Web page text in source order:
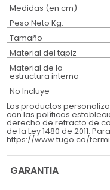
Medidas (en cm)
Peso Neto Kg.
Tamaño
Material del tapiz
Material de la
estructura interna
No Incluye
Los productos
con las políticas
derecho de retracto de
de la Ley 1480 de 2011.
https://www.tugo.co/
GARANTIA